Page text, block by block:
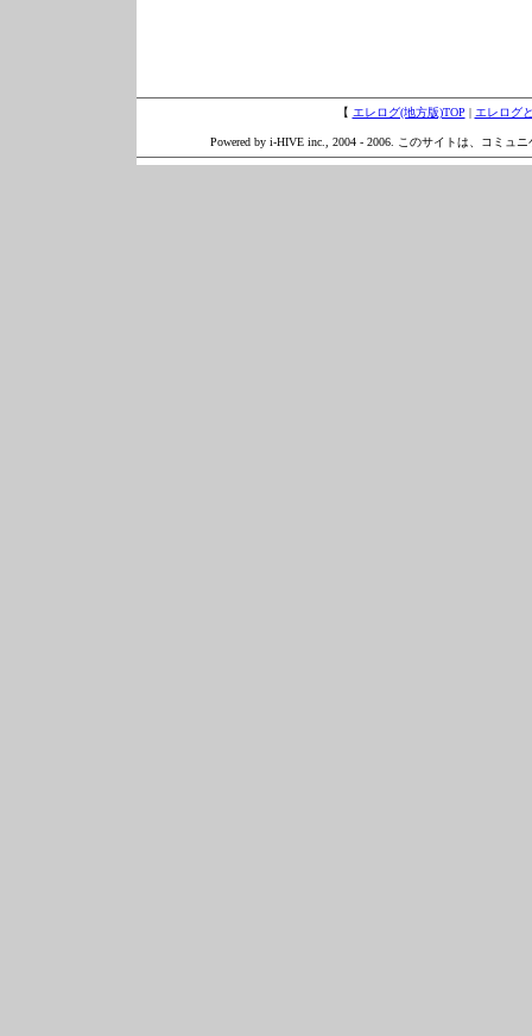
【 エレログ(地方版)TOP | エレログ
Powered by i-HIVE inc., 2004 - 2006. このサイトは、コミュ